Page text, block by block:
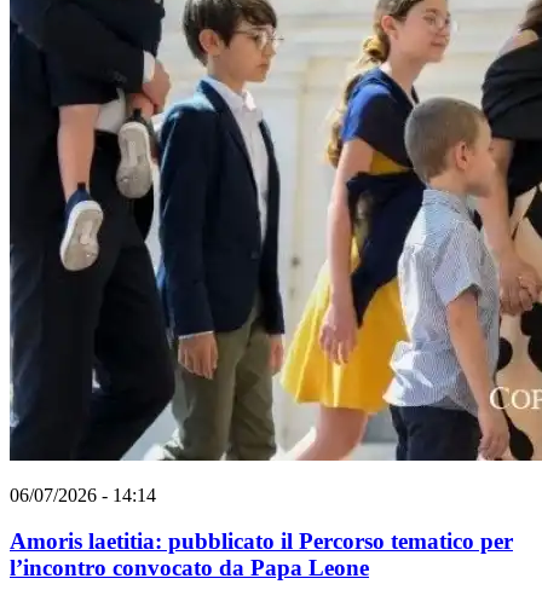
06/07/2026 - 14:14
Amoris laetitia: pubblicato il Percorso tematico per
l’incontro convocato da Papa Leone